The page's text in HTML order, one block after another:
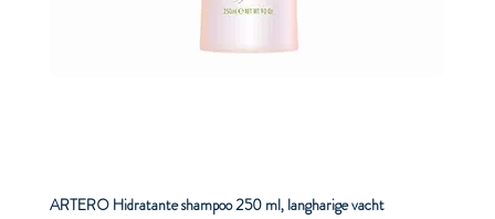
ARTERO Hidratante shampoo 250 ml, langharige vacht